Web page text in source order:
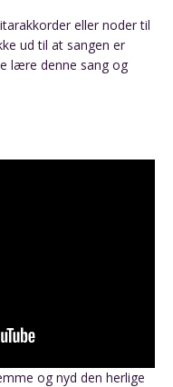
eller noder til
ud til at sangen er
lære denne sang og
og nyd den herlige